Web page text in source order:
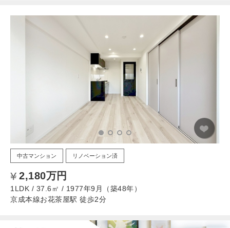
中古マンション リノベーション済
2,180万円
1LDK / 37.6㎡ / 1977年9月（築48年）
京成本線お花茶屋駅 徒歩2分